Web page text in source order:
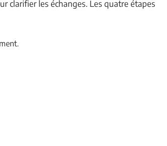
clarifier les échanges. Les quatre étapes